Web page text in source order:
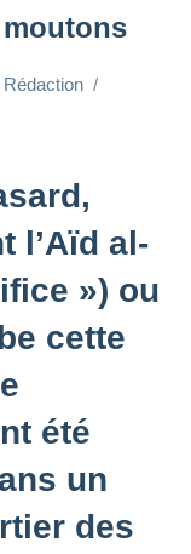
Rédaction
l’Aïd al-
») ou
cette
été
un
des